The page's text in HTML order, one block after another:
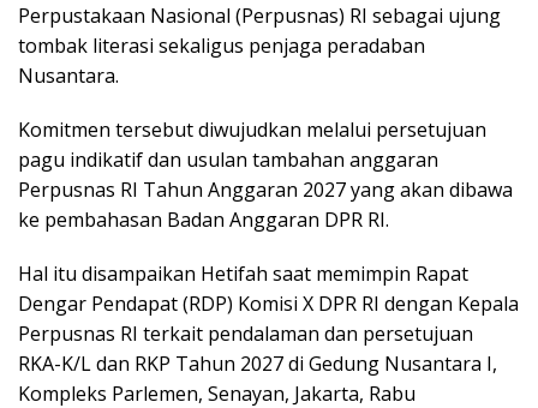
Perpustakaan Nasional (Perpusnas) RI sebagai ujung
tombak literasi sekaligus penjaga peradaban
Nusantara.
Komitmen tersebut diwujudkan melalui persetujuan
pagu indikatif dan usulan tambahan anggaran
Perpusnas RI Tahun Anggaran 2027 yang akan dibawa
ke pembahasan Badan Anggaran DPR RI.
Hal itu disampaikan Hetifah saat memimpin Rapat
Dengar Pendapat (RDP) Komisi X DPR RI dengan Kepala
Perpusnas RI terkait pendalaman dan persetujuan
RKA-K/L dan RKP Tahun 2027 di Gedung Nusantara I,
Kompleks Parlemen, Senayan, Jakarta, Rabu